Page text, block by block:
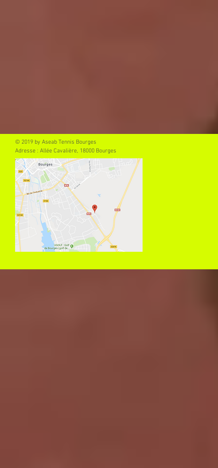
© 2019 by Aseab Tennis Bourges
Adresse : Allée Cavalière, 18000 Bourges